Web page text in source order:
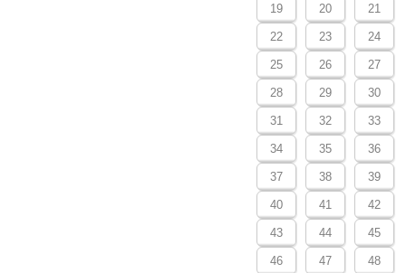
19 20 21
22 23 24
25 26 27
28 29 30
31 32 33
34 35 36
37 38 39
40 41 42
43 44 45
46 47 48